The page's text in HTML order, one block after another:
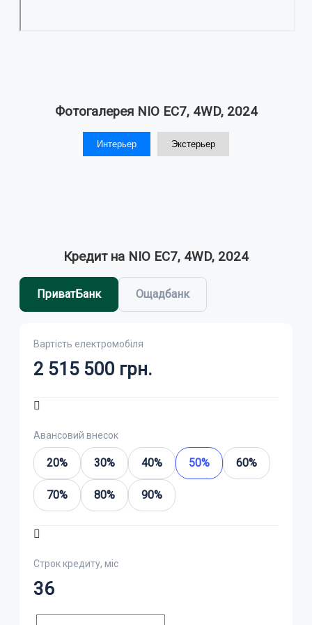
Фотогалерея NIO EC7, 4WD, 2024
Интерьер Экстерьер
Кредит на NIO EC7, 4WD, 2024
ПриватБанк Ощадбанк
Вартість електромобіля
2 515 500 грн.
Авансовий внесок
20% 30% 40% 50% 60%
70% 80% 90%
Строк кредиту, міс
36